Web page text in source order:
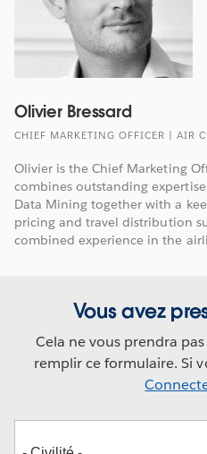
Olivier Bressard
CHIEF MARKETING OFFICER | AIR
Olivier is the Chief Marketing
combines outstanding
Data Mining together with a
pricing and travel distribution
combined experience in the
Vous avez
Cela ne vous prendra
remplir ce formulaire. Si